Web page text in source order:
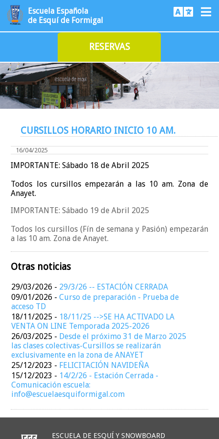
Escuela Española
de Esquí de Formigal
RESERVAS
CURSILLOS HORARIO INICIO 10 AM.
16/04/2025
IMPORTANTE: Sábado 18 de Abril 2025
Todos los cursillos empezarán a las 10 am. Zona de
Anayet.
IMPORTANTE: Sábado 19 de Abril 2025
Todos los cursillos (Fín de semana y Pasión) empezarán
a las 10 am. Zona de Anayet.
Otras noticias
29/03/2026 - 29/3/26 -- ESTACIÓN CERRADA
09/01/2026 -Curso de preparación - Prueba de
acceso TD
18/11/2025 - 18/11/25 -->SE HA ACTIVADO LA
VENTA ON LINE Temporada 2025-2026
26/03/2025 - Desde el próximo 31 de Marzo 2025
las clases colectivas-Cursillos se realizarán
exclusivamente en la zona de ANAYET
25/12/2023 - FELICITACIÓN NAVIDEÑA
15/12/2023 - 14/2/26 - Estación Cerrada -
Comunicación escuela:
info@escuelaesquiformigal.com
ESCUELA DE ESQUÍ Y SNOWBOARD